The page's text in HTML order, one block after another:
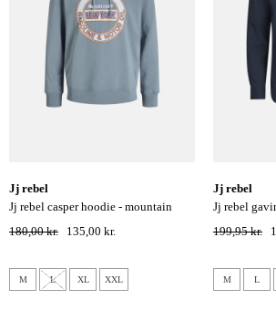
jj rebel
jj rebel casper hoodie - mountain
spring
180,00 kr. 135,00 kr.
M L XL XXL
jj rebel
jj rebel gavin solid l/s skjorte - sky
captain
199,95 kr.
M L